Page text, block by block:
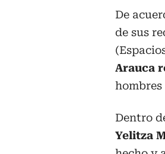
De
de sus
Arauca
hombres
Dentro
Yelitza